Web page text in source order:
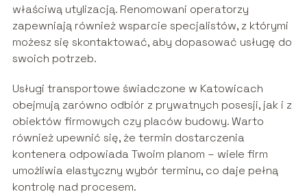
właściwą utylizacją. Renomowani operatorzy
zapewniają również wsparcie specjalistów, z którymi
możesz się skontaktować, aby dopasować usługę do
swoich potrzeb.
Usługi transportowe świadczone w Katowicach
obejmują zarówno odbiór z prywatnych posesji, jak i z
obiektów firmowych czy placów budowy. Warto
również upewnić się, że termin dostarczenia
kontenera odpowiada Twoim planom – wiele firm
umożliwia elastyczny wybór terminu, co daje pełną
kontrolę nad procesem.